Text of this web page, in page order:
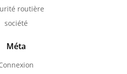
routière
société
Méta